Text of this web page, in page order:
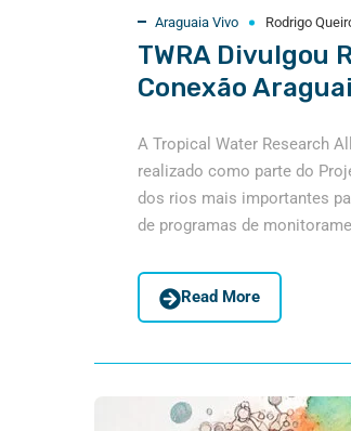
Araguaia Vivo Rodrigo
TWRA Divulgou
Conexão
A Tropical Water Research
realizado como parte do
dos rios mais importantes
de programas de
Read More